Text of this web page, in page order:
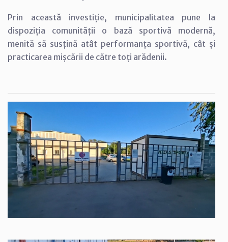
Prin această investiție, municipalitatea pune la
dispoziția comunității o bază sportivă modernă,
menită să susțină atât performanța sportivă, cât și
practicarea mișcării de către toți arădenii.